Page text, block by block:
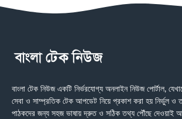
বাংলা টেক নিউজ একটি নির্ভরযোগ্য অনলাইন নিউজ পোর্টাল,
সেবা ও সাম্প্রতিক টেক আপডেট নিয়ে প্রকাশ করা হয় নির্ভুল ও
পাঠকদের জন্য সহজ ভাষায় দ্রুত ও সঠিক তথ্য পৌঁছে দেওয়াই